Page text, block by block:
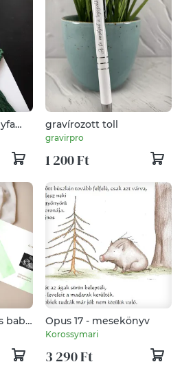
gravírozott toll
gravirpro
1 200 Ft
baba
Opus 17 - mesekönyv
Korossymari
3 290 Ft